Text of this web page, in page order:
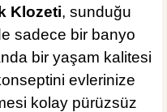
Klozeti, sunduğu
sadece bir banyo
bir yaşam kalitesi
evlerinize
kolay pürüzsüz